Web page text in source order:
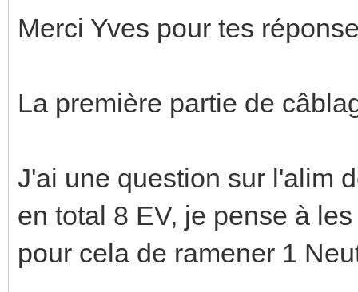
Merci Yves pour tes
La première partie de
J'ai une question sur l'alim
en total 8 EV, je pense à
pour cela de ramener 1